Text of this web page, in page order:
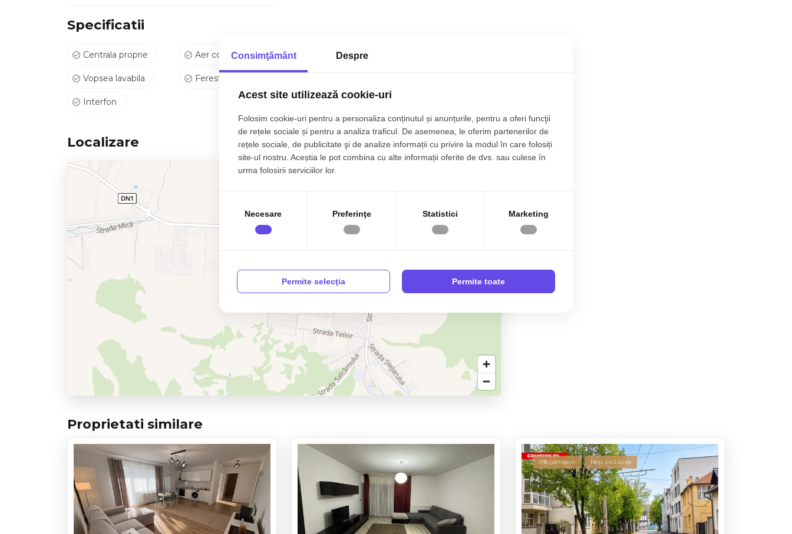
Specificatii
Centrala proprie Aer conditionat Izolatie Exterior
Vopsea lavabila Ferestre PVC
Interfon
Localizare
Proprietati similare
0% comision Rep. exclusiva
Consimţământ Despre
Acest site utilizează cookie-uri
Folosim cookie-uri pentru a personaliza conținutul și anunțurile, pentru a oferi funcţii
de rețele sociale și pentru a analiza traficul. De asemenea, le oferim partenerilor de
rețele sociale, de publicitate şi de analize informații cu privire la modul în care folosiți
site-ul nostru. Aceștia le pot combina cu alte informații oferite de dvs. sau culese în
urma folosirii serviciilor lor.
Necesare Preferinţe Statistici Marketing
Permite selecţia Permite toate